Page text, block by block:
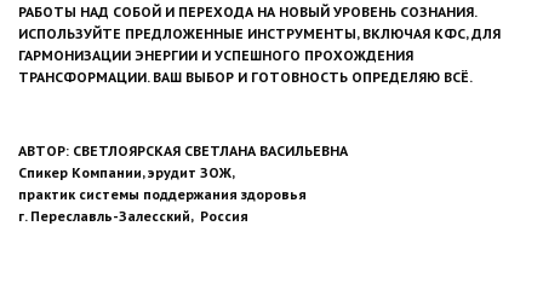
РАБОТЫ НАД СОБОЙ И ПЕРЕХОДА НА НОВЫЙ УРОВЕНЬ СОЗНАНИЯ.
ИСПОЛЬЗУЙТЕ ПРЕДЛОЖЕННЫЕ ИНСТРУМЕНТЫ, ВКЛЮЧАЯ КФС, ДЛЯ
ГАРМОНИЗАЦИИ ЭНЕРГИИ И УСПЕШНОГО ПРОХОЖДЕНИЯ
ТРАНСФОРМАЦИИ. ВАШ ВЫБОР И ГОТОВНОСТЬ ОПРЕДЕЛЯЮ ВСЁ.
АВТОР: СВЕТЛОЯРСКАЯ СВЕТЛАНА ВАСИЛЬЕВНА
Спикер Компании, эрудит ЗОЖ,
практик системы поддержания здоровья
г. Переславль-Залесский, Россия